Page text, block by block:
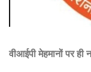
वीआईपी मेहमानों पर